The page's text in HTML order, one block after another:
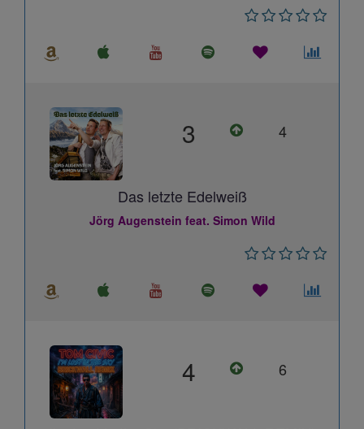
3 4
Das letzte Edelweiß
Jörg Augenstein feat. Simon Wild
4 6